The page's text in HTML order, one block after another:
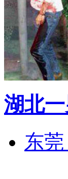
湖北
东